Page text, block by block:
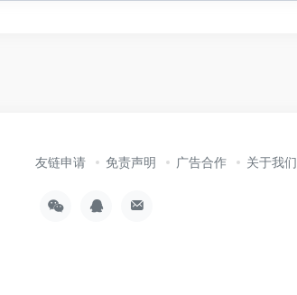
友链申请 免责声明 广告合作 关于我们